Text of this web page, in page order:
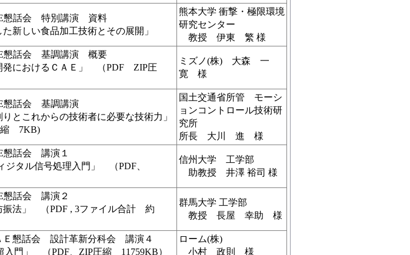
懇話会 特別講演 資料
た新しい食品加工技術とその展開」
熊本大学 衝撃・極限環境
研究センター
教授 伊東 繁 様
懇話会 基調講演 概要
発におけるＣＡＥ」 （PDF ZIP圧
ミズノ(株) 大森 一
寛 様
懇話会 基調講演
りとこれからの技術者に必要な技術力」
縮 7KB)
国土交通省所管 モーシ
ョンコントロール技術研
究所
所長 大川 進 様
懇話会 講演１
ジタル信号処理入門」 （PDF、
信州大学 工学部
助教授 井澤 裕司 様
懇話会 講演２
振法」 （PDF , 3ファイル合計 約
群馬大学 工学部
教授 長屋 幸助 様
Ｅ懇話会 設計革新分科会 講演４
入門」 （PDF、ZIP圧縮 11759KB）
ローム(株)
小村 政則 様